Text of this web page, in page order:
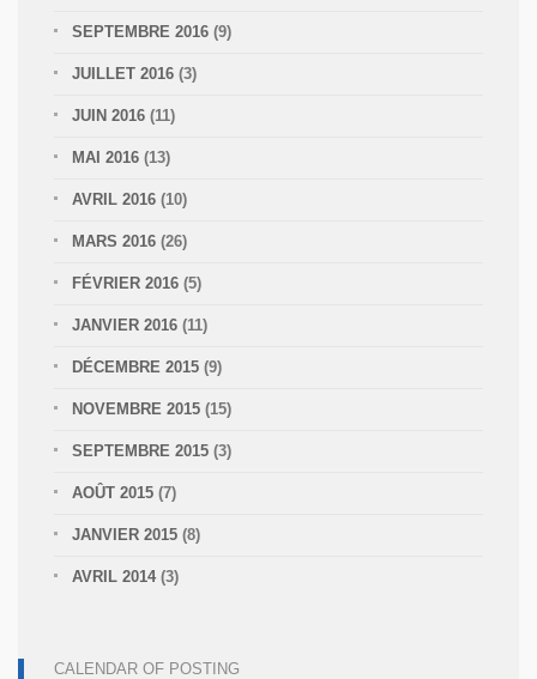
SEPTEMBRE 2016 (9)
JUILLET 2016 (3)
JUIN 2016 (11)
MAI 2016 (13)
AVRIL 2016 (10)
MARS 2016 (26)
FÉVRIER 2016 (5)
JANVIER 2016 (11)
DÉCEMBRE 2015 (9)
NOVEMBRE 2015 (15)
SEPTEMBRE 2015 (3)
AOÛT 2015 (7)
JANVIER 2015 (8)
AVRIL 2014 (3)
CALENDAR OF POSTING